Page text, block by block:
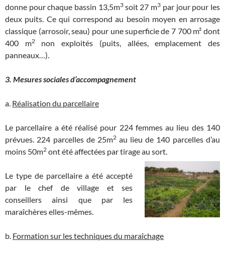
donne pour chaque bassin 13,5m3 soit 27 m3 par jour pour les
deux puits. Ce qui correspond au besoin moyen en arrosage
classique (arrosoir, seau) pour une superficie de 7 700 m² dont
400 m2non exploités (puits, allées, emplacement des
panneaux…).
3. Mesures sociales d’accompagnement
a. Réalisation du parcellaire
Le parcellaire a été réalisé pour 224 femmes au lieu des 140
prévues. 224 parcelles de 25m2 au lieu de 140 parcelles d’au
moins 50m2 ont été affectées par tirage au sort.
Le type de parcellaire a été accepté
par le chef de village et ses
conseillers ainsi que par les
maraîchères elles-mêmes.
b. Formation sur les techniques du maraîchage